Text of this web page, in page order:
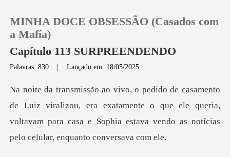
Loja
Histórico
MINHA DOCE OBSESSÃO (Casados com
a Mafía)
Capítulo 113 SURPREENDENDO
Palavras: 830 |Lançado em: 18/05/2025
lizou, era exatamente o que ele queria,
voltavam para casa e Sophia